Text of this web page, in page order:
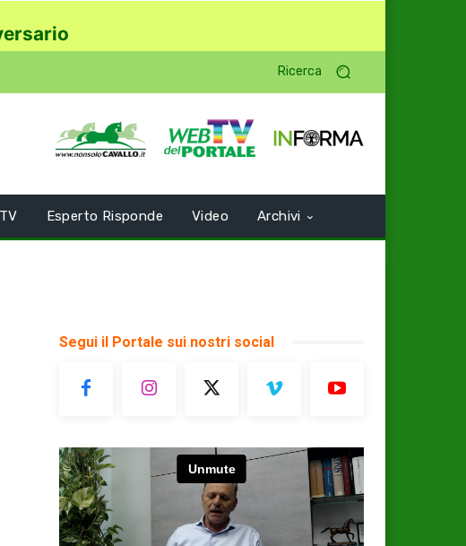
Ricerca
Esperto Risponde Video Archivi
Segui il Portale sui nostri social